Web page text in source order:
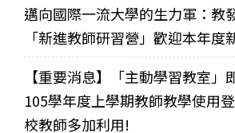
邁向國際一流大學的生力軍：教
「新進教師研習營」歡迎本年度
【重要消息】「主動學習教室」
105學年度上學期教師教學使用
校教師多加利用!